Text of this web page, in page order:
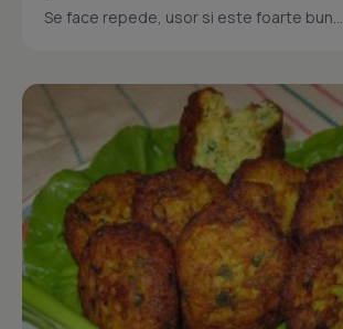
Se face repede, usor si este foarte bun...